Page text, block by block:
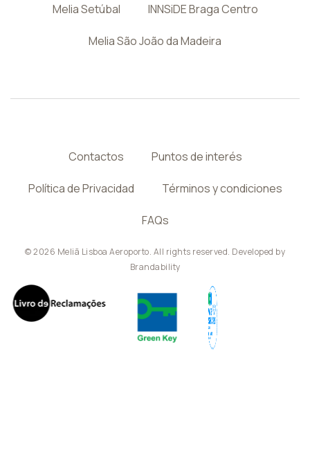
Melia Setúbal INNSiDE Braga Centro
Melia São João da Madeira
Contactos Puntos de interés
Política de Privacidad Términos y condiciones
FAQs
© 2026 Meliã Lisboa Aeroporto. All rights reserved. Developed by
Brandability